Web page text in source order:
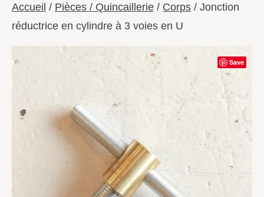
Accueil / Pièces / Quincaillerie / Corps / Jonction
réductrice en cylindre à 3 voies en U
Save